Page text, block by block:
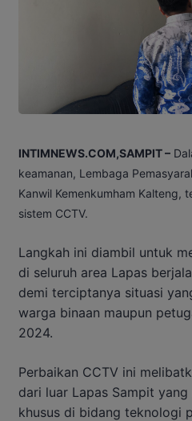
INTIMNEWS.COM,SAMPIT –
keamanan, Lembaga
Kanwil Kemenkumham Kalteng,
sistem CCTV.
Langkah ini diambil untuk
di seluruh area Lapas
demi terciptanya situasi
warga binaan maupun
2024.
Perbaikan CCTV ini
dari luar Lapas Sampit
khusus di bidang teknologi